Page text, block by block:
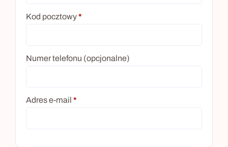
Kod pocztowy*
Numer telefonu (opcjonalne)
Adres e-mail *